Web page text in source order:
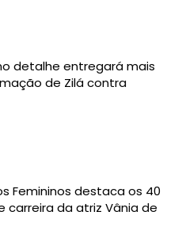
detalhe entregará mais
de Zilá contra
Femininos destaca os 40
carreira da atriz Vânia de